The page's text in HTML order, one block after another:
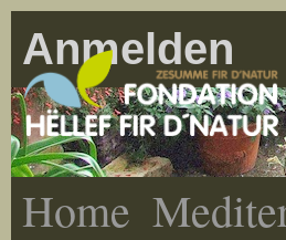
Anmelden
Home